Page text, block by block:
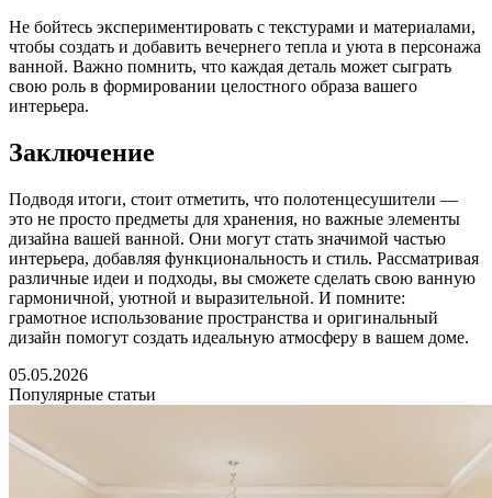
Не бойтесь экспериментировать с текстурами и материалами,
чтобы создать и добавить вечернего тепла и уюта в персонажа
ванной. Важно помнить, что каждая деталь может сыграть
свою роль в формировании целостного образа вашего
интерьера.
Заключение
Подводя итоги, стоит отметить, что полотенцесушители —
это не просто предметы для хранения, но важные элементы
дизайна вашей ванной. Они могут стать значимой частью
интерьера, добавляя функциональность и стиль. Рассматривая
различные идеи и подходы, вы сможете сделать свою ванную
гармоничной, уютной и выразительной. И помните:
грамотное использование пространства и оригинальный
дизайн помогут создать идеальную атмосферу в вашем доме.
05.05.2026
Популярные статьи